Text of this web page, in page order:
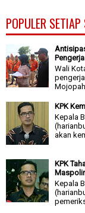
POPULER SETIAP
Wali
KPK
Kepala
akan
KPK
Kepala